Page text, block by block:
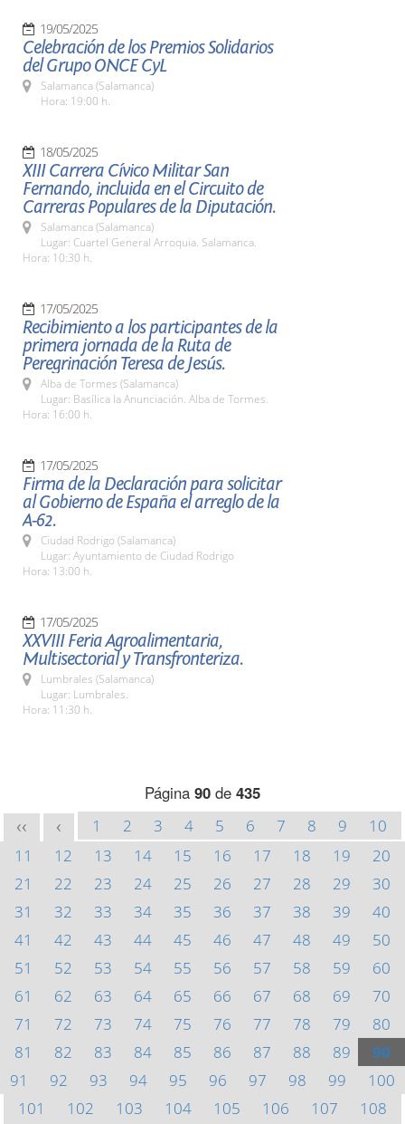
19/05/2025
Celebración de los Premios Solidarios
del Grupo ONCE CyL
Salamanca (Salamanca)
Hora: 19:00 h.
18/05/2025
XIII Carrera Cívico Militar San
Fernando, incluida en el Circuito de
Carreras Populares de la Diputación.
Salamanca (Salamanca)
Lugar: Cuartel General Arroquia. Salamanca.
Hora: 10:30 h.
17/05/2025
Recibimiento a los participantes de la
primera jornada de la Ruta de
Peregrinación Teresa de Jesús.
Alba de Tormes (Salamanca)
Lugar: Basílica la Anunciación. Alba de Tormes.
Hora: 16:00 h.
17/05/2025
Firma de la Declaración para solicitar
al Gobierno de España el arreglo de la
A-62.
Ciudad Rodrigo (Salamanca)
Lugar: Ayuntamiento de Ciudad Rodrigo
Hora: 13:00 h.
17/05/2025
XXVIII Feria Agroalimentaria,
Multisectorial y Transfronteriza.
Lumbrales (Salamanca)
Lugar: Lumbrales.
Hora: 11:30 h.
Página 90 de 435
<< < 1 2 3 4 5 6 7 8 9
10
11
12 13 14 15 16 17 18 19
20
21
22 23 24 25 26 27 28 29
30
31
32 33 34 35 36 37 38 39
40
41
42 43 44 45 46 47 48 49
50
51
52 53 54 55 56 57 58 59
60
61
62 63 64 65 66 67 68 69
70
71
72 73 74 75 76 77 78 79
80
81
82 83 84 85 86 87 88 89
90
91
92 93 94 95 96 97 98 99
100
101
102 103 104 105 106 107
108